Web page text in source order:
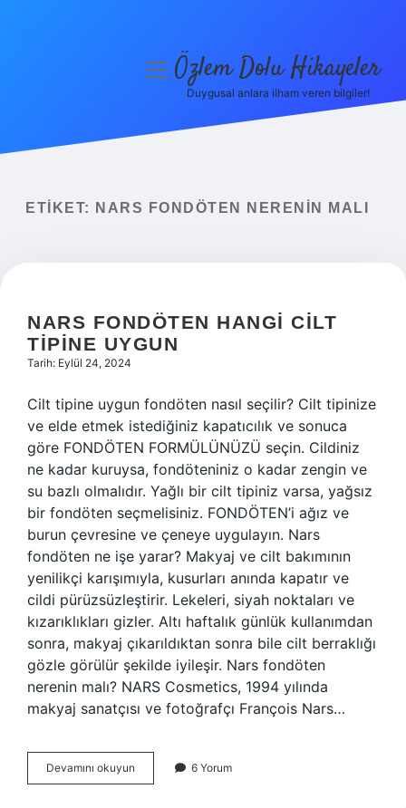
Yasal Uyarı
menüyüÖzlem Dolu Hikayeler
Duygusal anlara ilham veren bilgiler!
ETIKET: NARS FONDÖTEN NERENIN MALI
NARS FONDÖTEN HANGI CILT
TIPINE UYGUN
Tarih: Eylül 24, 2024
Cilt tipine uygun fondöten nasıl seçilir? Cilt tipinize
ve elde etmek istediğiniz kapatıcılık ve sonuca
göre FONDÖTEN FORMÜLÜNÜZÜ seçin. Cildiniz
ne kadar kuruysa, fondöteniniz o kadar zengin ve
su bazlı olmalıdır. Yağlı bir cilt tipiniz varsa, yağsız
bir fondöten seçmelisiniz. FONDÖTEN’i ağız ve
burun çevresine ve çeneye uygulayın. Nars
fondöten ne işe yarar? Makyaj ve cilt bakımının
yenilikçi karışımıyla, kusurları anında kapatır ve
cildi pürüzsüzleştirir. Lekeleri, siyah noktaları ve
kızarıklıkları gizler. Altı haftalık günlük kullanımdan
sonra, makyaj çıkarıldıktan sonra bile cilt berraklığı
gözle görülür şekilde iyileşir. Nars fondöten
nerenin malı? NARS Cosmetics, 1994 yılında
makyaj sanatçısı ve fotoğrafçı François Nars…
Devamını okuyun
Fondöten
6 Yorum